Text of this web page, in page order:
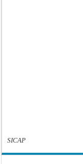
SICAP